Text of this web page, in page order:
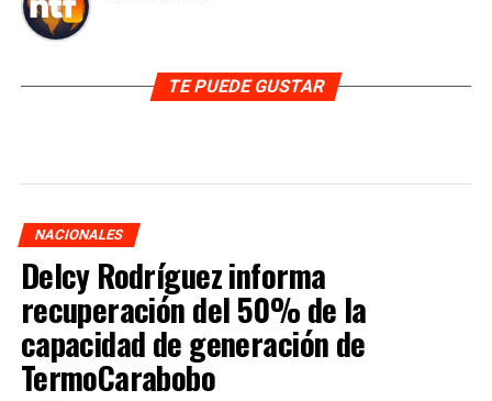
TE PUEDE GUSTAR
NACIONALES
Delcy Rodríguez informa
recuperación del 50% de la
capacidad de generación de
TermoCarabobo